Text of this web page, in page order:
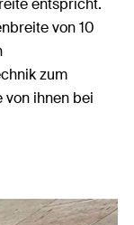
entspricht.
von 10
zum
von ihnen bei